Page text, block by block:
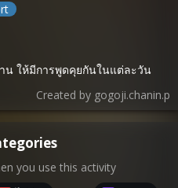
น ให้มีการพูดคุยกันในแต่ละวัน
Created by gogoji.chanin.p
you use this activity